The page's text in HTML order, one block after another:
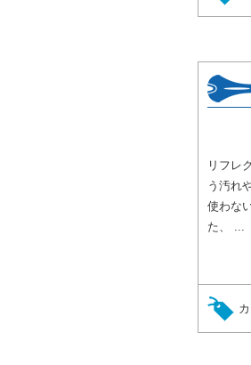
リフレ
う汚れ
使わな
た、 ...